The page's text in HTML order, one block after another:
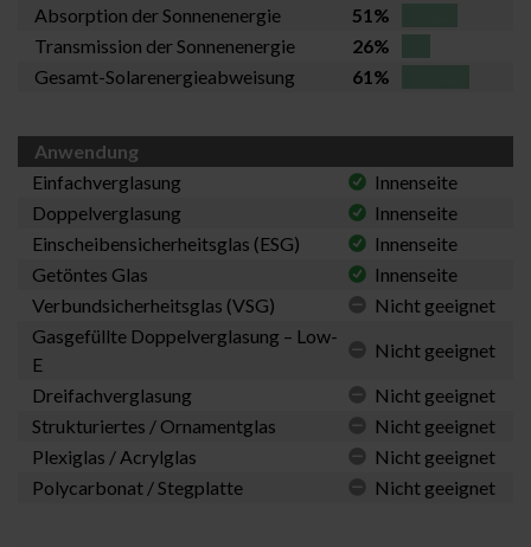
Absorption der Sonnenenergie
51%
Transmission der Sonnenenergie
26%
Gesamt-Solarenergieabweisung
61%
Anwendung
Einfachverglasung
Innenseite
Doppelverglasung
Innenseite
Einscheibensicherheitsglas (ESG)
Innenseite
Getöntes Glas
Innenseite
Verbundsicherheitsglas (VSG)
Nicht geeignet
Gasgefüllte Doppelverglasung – Low-
E
Nicht geeignet
Dreifachverglasung
Nicht geeignet
Strukturiertes / Ornamentglas
Nicht geeignet
Plexiglas / Acrylglas
Nicht geeignet
Polycarbonat / Stegplatte
Nicht geeignet